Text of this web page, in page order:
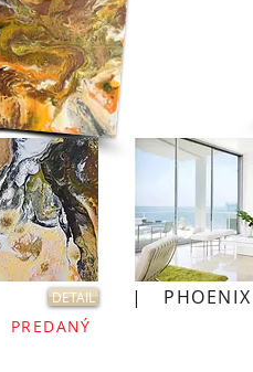
DETAIL
PREDANÝ
| PHOENIX